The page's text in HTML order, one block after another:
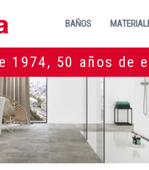
BAÑOS
1974, 50 años de